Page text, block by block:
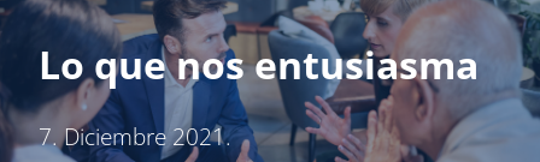
Lo que nos entusiasma
7. Diciembre 2021.